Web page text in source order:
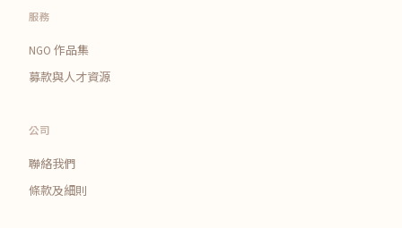
服務
NGO 作品集
募款與人才資源
公司
聯絡我們
條款及細則